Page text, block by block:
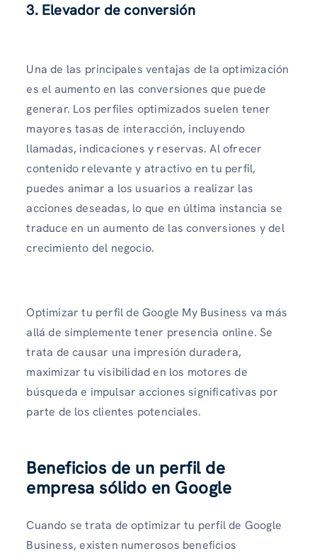
3. Elevador de conversión
Una de las principales ventajas de la optimización
es el aumento en las conversiones que puede
generar. Los perfiles optimizados suelen tener
mayores tasas de interacción, incluyendo
llamadas, indicaciones y reservas. Al ofrecer
contenido relevante y atractivo en tu perfil,
puedes animar a los usuarios a realizar las
acciones deseadas, lo que en última instancia se
traduce en un aumento de las conversiones y del
crecimiento del negocio.
Optimizar tu perfil de Google My Business va más
allá de simplemente tener presencia online. Se
trata de causar una impresión duradera,
maximizar tu visibilidad en los motores de
búsqueda e impulsar acciones significativas por
parte de los clientes potenciales.
Beneficios de un perfil de
empresa sólido en Google
Cuando se trata de optimizar tu perfil de Google
Business, existen numerosos beneficios